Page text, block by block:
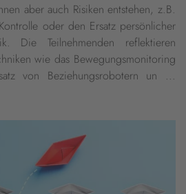
aber auch Risiken entstehen, z.B.
oder den Ersatz persönlicher
Die Teilnehmenden reflektieren
wie das Bewegungsmonitoring
von Beziehungsrobotern un ...